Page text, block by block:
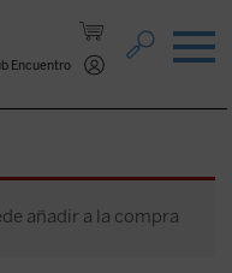
Encuentro
añadir a la compra